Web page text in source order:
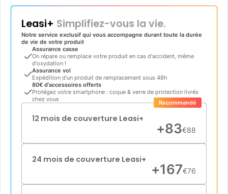
Leasi+ Simplifiez-vous la vie.
Notre service exclusif qui vous accompagne durant toute la durée
de vie de votre produit
Assurance casse
On répare ou remplace votre produit en cas d'accident, même
d'oxydation !
Assurance vol
Expédition d'un produit de remplacement sous 48h
80€ d'accessoires offerts
Protégez votre smartphone : coque & verre de protection livrés
chez vous
12 mois de couverture Leasi+
+83€88
Recommandé
24 mois de couverture Leasi+
+167€76